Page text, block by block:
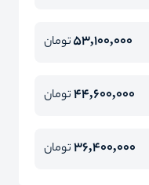
53,100,000تومان
44,600,000تومان
36,400,000تومان